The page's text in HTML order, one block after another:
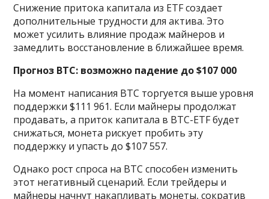
Снижение притока капитала из ETF создает
дополнительные трудности для актива. Это
может усилить влияние продаж майнеров и
замедлить восстановление в ближайшее время.
Прогноз BTC: возможно падение до $107 000
На момент написания BTC торгуется выше уровня
поддержки $111 961. Если майнеры продолжат
продавать, а приток капитала в BTC-ETF будет
снижаться, монета рискует пробить эту
поддержку и упасть до $107 557.
Однако рост спроса на BTC способен изменить
этот негативный сценарий. Если трейдеры и
майнеры начнут накапливать монеты, сократив